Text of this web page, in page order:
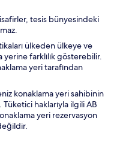
tesis bünyesindeki
ülkeden ülkeye ve
farklılık gösterebilir.
yeri tarafından
konaklama yeri sahibinin
haklarıyla ilgili AB
yeri rezervasyon